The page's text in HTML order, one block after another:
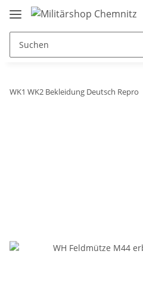
WK1 WK2 Bekleidung Deutsch Repro